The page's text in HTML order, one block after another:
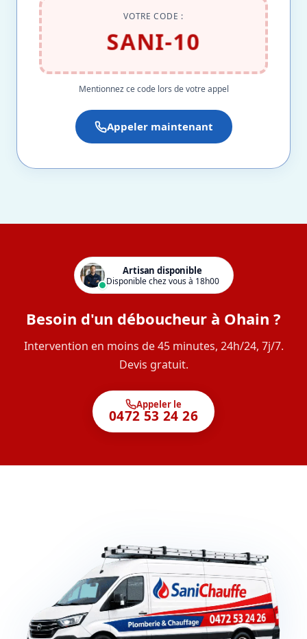
VOTRE CODE :
SANI-10
Mentionnez ce code lors de votre appel
Appeler maintenant
Artisan disponible
Disponible chez vous à 18h00
Besoin d'un déboucheur à Ohain ?
Intervention en moins de 45 minutes, 24h/24, 7j/7.
Devis gratuit.
Appeler le
0472 53 24 26